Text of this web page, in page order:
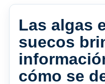
Las algas
suecos
cómo se